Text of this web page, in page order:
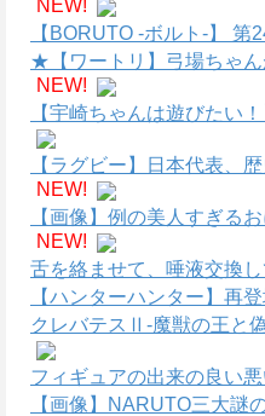
NEW!
【BORUTO -ボルト-】
★【ワートリ】弓場ちゃ
NEW!
【宇崎ちゃんは遊びたい
【ラグビー】日本代表、
NEW!
【画像】例の美人すぎる
NEW!
舌を絡ませて、唾液交換
【ハンターハンター】再
クレバテスⅡ-魔獣の王と
フィギュアの出来の良い
【画像】NARUTO三大謎